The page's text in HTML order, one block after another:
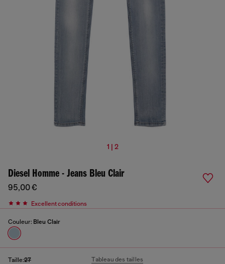
1 | 2
Diesel Homme - Jeans Bleu Clair
95,00 €
Excellent conditions
Couleur: Bleu Clair
Taille:27 Tableau des tailles